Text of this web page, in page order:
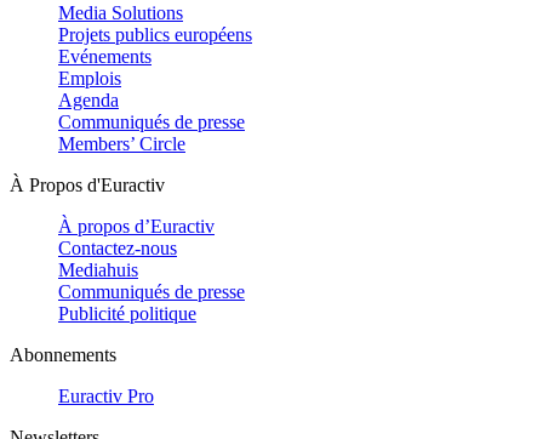
Media Solutions
Projets publics européens
Evénements
Emplois
Agenda
Communiqués de presse
Members’ Circle
À Propos d'Euractiv
À propos d’Euractiv
Contactez-nous
Mediahuis
Communiqués de presse
Publicité politique
Abonnements
Euractiv Pro